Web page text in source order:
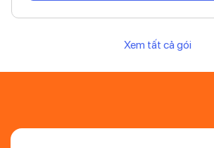
Xem tất cả gói